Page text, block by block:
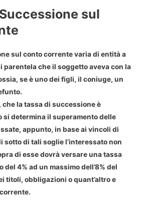
sul
sul conto correntevaria di entità a
parentela che il soggetto aveva con la
se è uno dei figli, il coniuge, un
che latassa di successioneè
si determina il superamento delle
appunto, in base ai vincoli di
sotto di tali soglie l’interessato non
di esse dovrà versare unatassa
4% ad un massimo dell’8% del
titoli, obbligazioni o quant’altro e